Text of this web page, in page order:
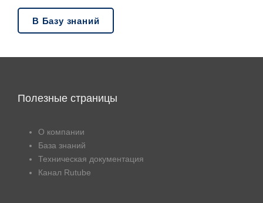
В Базу знаний
Полезные страницы
О компании
База знаний
Техническая документация
Канал Rutube